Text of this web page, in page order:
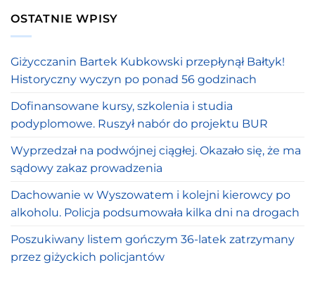
OSTATNIE WPISY
Giżycczanin Bartek Kubkowski przepłynął Bałtyk!
Historyczny wyczyn po ponad 56 godzinach
Dofinansowane kursy, szkolenia i studia
podyplomowe. Ruszył nabór do projektu BUR
Wyprzedzał na podwójnej ciągłej. Okazało się, że ma
sądowy zakaz prowadzenia
Dachowanie w Wyszowatem i kolejni kierowcy po
alkoholu. Policja podsumowała kilka dni na drogach
Poszukiwany listem gończym 36-latek zatrzymany
przez giżyckich policjantów